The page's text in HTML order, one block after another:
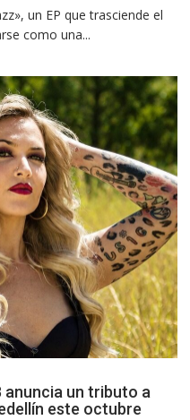
un EP que trasciende el
como una...
anuncia un tributo a
este octubre